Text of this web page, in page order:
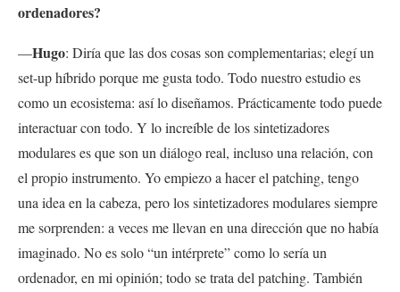
ordenadores?
—Hugo: Diría que las dos cosas son complementarias; elegí un
set-up híbrido porque me gusta todo. Todo nuestro estudio es
como un ecosistema: así lo diseñamos. Prácticamente todo puede
interactuar con todo. Y lo increíble de los sintetizadores
modulares es que son un diálogo real, incluso una relación, con
el propio instrumento. Yo empiezo a hacer el patching, tengo
una idea en la cabeza, pero los sintetizadores modulares siempre
me sorprenden: a veces me llevan en una dirección que no había
imaginado. No es solo “un intérprete” como lo sería un
ordenador, en mi opinión; todo se trata del patching. También